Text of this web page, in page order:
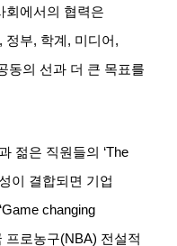
회에서의 협력은
, 정부, 학계 , 미디어 ,
동의 선과 더 큰 목표를
젊은 직원들의 ‘The
이 결합되면 기업
‘Game changing
프로농구(NBA) 전설적